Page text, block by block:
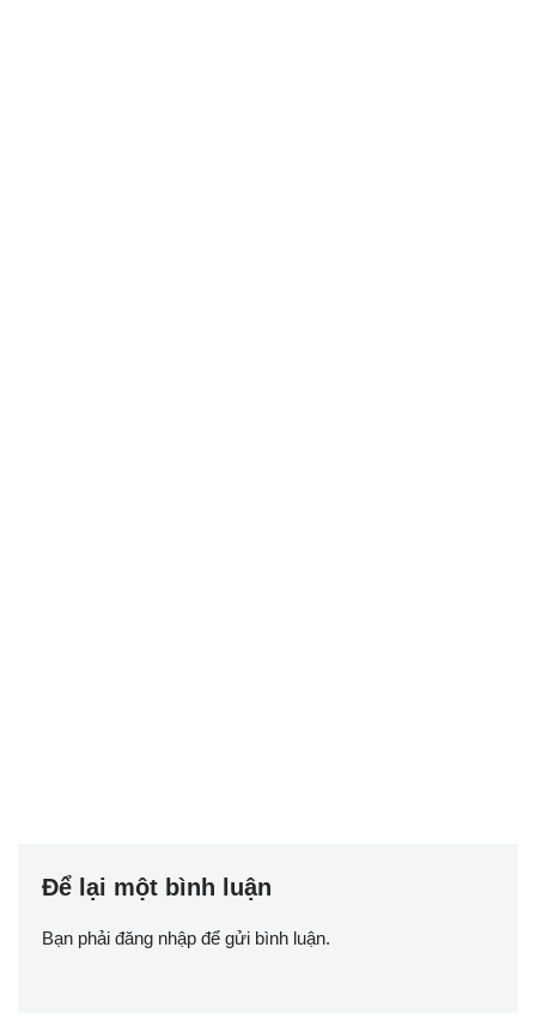
Để lại một bình luận
Bạn phải đăng nhập để gửi bình luận.